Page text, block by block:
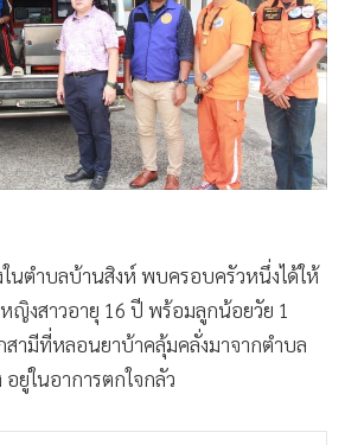
นตำบลบ้านสิงห์ พบครอบครัวหนึ่งได้ให้
งสาวอายุ 16 ปี พร้อมลูกน้อยวัย 1
สามีที่หลอนยาบ้าคลุ้มคลั่งมาจากตำบล
ยู่ในอาการตกใจกลัว